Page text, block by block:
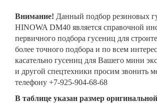
Внимание! Данный подбор резиновых
HINOWA DM40 является справочной
первичного подбора гусениц для
более точного подбора и по всем
касательно гусениц для Вашего мини
и другой спецтехники просим звонить
телефону +7-925-904-68-68
В таблице указан размер